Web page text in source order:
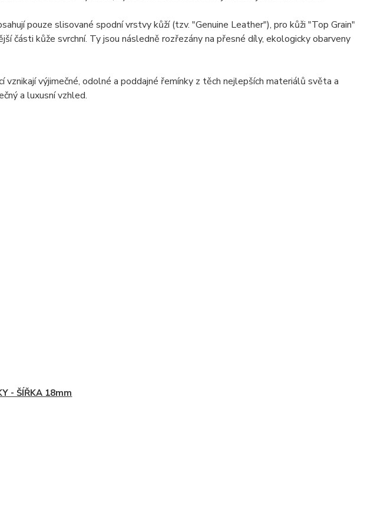
pouze slisované spodní vrstvy kůží (tzv. "Genuine Leather"), pro kůži "Top Grain"
části kůže svrchní. Ty jsou následně rozřezány na přesné díly, ekologicky obarveny
vznikají výjimečné, odolné a poddajné řemínky z těch nejlepších materiálů světa a
a luxusní vzhled.
- ŠÍŘKA 18mm